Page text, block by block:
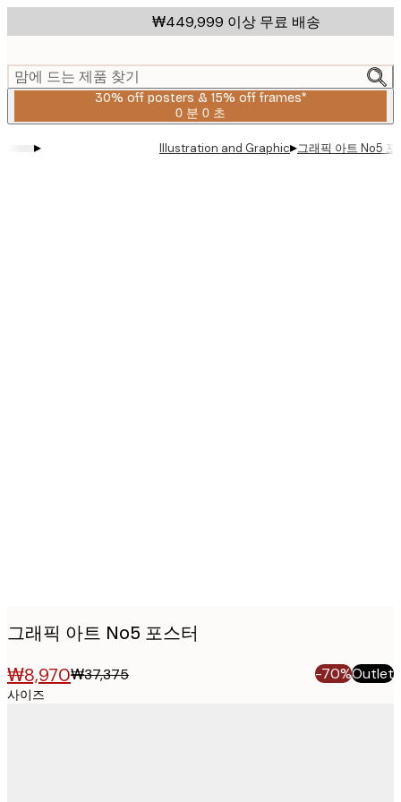
to
content.
₩449,999 이상 무료 배송
맘에 드는 제품 찾기
30% off posters & 15% off frames*
0 분 0 초
유
날
▸ Illustration and Graphic▸그래픽 아트 No5 포
그래픽 아트 No5 포스터
₩8,970₩37,375 -70%Outlet
사이즈